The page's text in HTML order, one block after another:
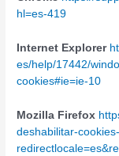
hl=es-419
Internet Explorer
es/help/17442/
cookies#ie=ie-10
Mozilla Firefox
deshabilitar-